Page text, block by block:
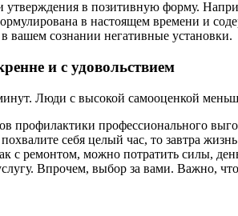
утверждения в позитивную форму.
в настоящем времени и
вашем сознании негативные установки.
и с удовольствием
Люди с высокой самооценкой
профилактики профессионального
себя целый час, то завтра
с ремонтом, можно потратить силы,
Впрочем, выбор за вами. Важно,